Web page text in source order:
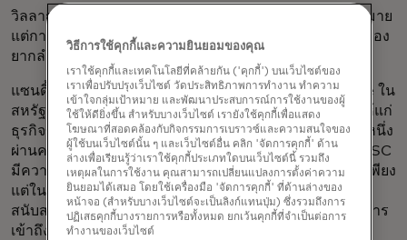
วิลลากรานกล่าวว่า “ในชุมชนชนบท ผู้คนมีไอเดียดีๆ มากมาย
แต่การสร้างความแข็งแกร่งในฐานะเจ้าของธุรกิจนั้นเป็นเรื่อง
ยากลำบาก”
แซนดี้ เฟอร์นันเดซ ผู้บริหารโครงการ Mastercard Strive ใน
สหรัฐอเมริกา ซึ่งมีเป้าหมายในการจัดหาเครื่องมือดิจิทัลให้แก่
ธุรกิจขนาดเล็กเพื่อสร้างความยืดหยุ่นและเติบโต โดยส่วนหนึ่ง
ผ่านความร่วมมือกับ CDFI กล่าวว่า องค์กรอย่าง Rural LISC
มีความพร้อมเป็นพิเศษที่จะเข้าถึงผู้ประกอบการเหล่านี้ ไม่เพียง
แต่ในด้านการเข้าถึงแหล่งเงินทุนเท่านั้น แต่ยังรวมถึงการ
สนับสนุนทางเทคนิค เช่น การพัฒนาทักษะด้านดิจิทัลและการ
เข้าถึงเครื่องมือดิจิทัลด้วย
วิธีการใช้คุกกี้และความยินยอมของคุณ
เราใช้คุกกี้และเทคโนโลยีที่คล้ายกัน ('คุกกี้') บนเว็บไซต์ของ
เราเพื่อปรับปรุงเว็บไซต์ วัดประสิทธิภาพการทำงาน ทำความ
เข้าใจกลุ่มเป้าหมาย และพัฒนาประสบการณ์การใช้งานของผู้
ใช้ให้ดียิ่งขึ้น สำหรับบางเว็บไซต์ เรายังใช้คุกกี้เพื่อแสดง
โฆษณาที่สอดคล้องกับกิจกรรมการเบราวซ์และความสนใจของ
ผู้ใช้บนเว็บไซต์นั้น ๆ และเว็บไซต์อื่น คลิก 'จัดการคุกกี้' ด้าน
ล่างเพื่อเรียนรู้ว่าเราใช้คุกกี้ประเภทใดบนเว็บไซต์นี้ รวมถึง
เหตุผลในการใช้งาน คุณสามารถเปลี่ยนแปลงการตั้งค่าความ
ยินยอมได้เสมอ โดยใช้เครื่องมือ 'จัดการคุกกี้' ที่ด้านล่างของ
หน้าจอ (สำหรับบางเว็บไซต์จะเป็นลิงก์แทนปุ่ม) ซึ่งรวมถึงการ
ปฏิเสธคุกกี้บางรายการหรือทั้งหมด ยกเว้นคุกกี้ที่จำเป็นต่อการ
ทำงานของเว็บไซต์